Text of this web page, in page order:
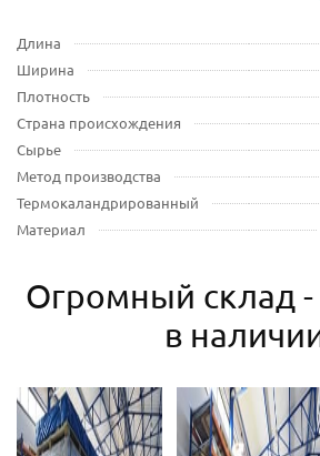
Длина
Ширина
Плотность
Страна происхождения
Сырье
Метод производства
Термокаландрированный
Материал
Огромный склад -
в